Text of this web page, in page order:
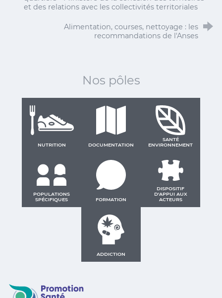
et des relations avec les collectivités territoriales
Alimentation, courses, nettoyage : les
recommandations de l'Anses
Nos pôles
NUTRITION DOCUMENTATION
SANTÉ
ENVIRONNEMENT
POPULATIONS
SPÉCIFIQUES
FORMATION
DISPOSITIF
D'APPUI AUX
ACTEURS
ADDICTION
Promotion Santé Guadeloupe, Saint-Martin, Saint